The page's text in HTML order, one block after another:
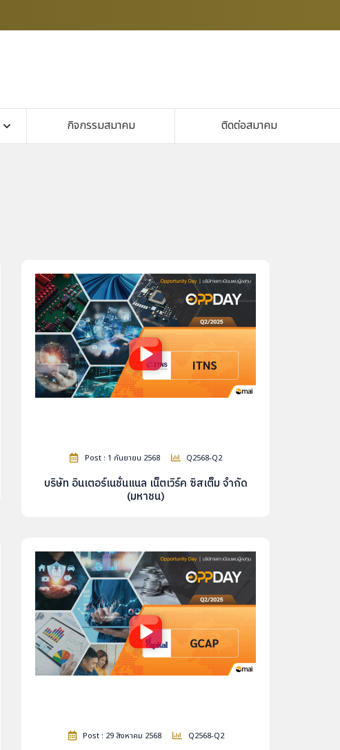
กิจกรรมสมาคม ติดต่อสมาคม
Post : 1 กันยายน 2568 Q2568-Q2
บริษัท อินเตอร์เนชั่นแนล เน็ตเวิร์ค ซิสเต็ม จำกัด
(มหาชน)
Post : 29 สิงหาคม 2568 Q2568-Q2